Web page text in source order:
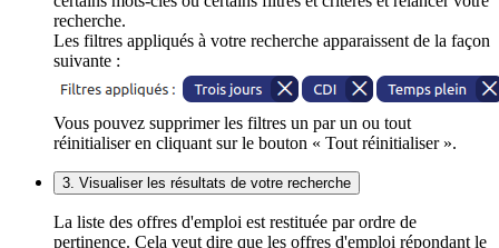
recherche.
Les filtres appliqués à votre recherche apparaissent de la façon
suivante :
Vous pouvez supprimer les filtres un par un ou tout
réinitialiser en cliquant sur le bouton « Tout réinitialiser ».
3. Visualiser les résultats de votre recherche
La liste des offres d'emploi est restituée par ordre de
pertinence. Cela veut dire que les offres d'emploi répondant le